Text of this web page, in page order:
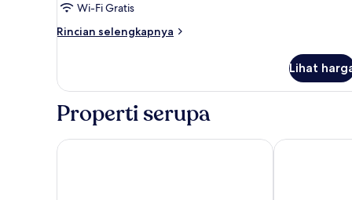
Wi-Fi Gratis
Rincian selengkapnya
Rincian
Kamar
Lihat
Properti serupa
Comfort Inn Hermosillo Aeropuerto Holiday Inn